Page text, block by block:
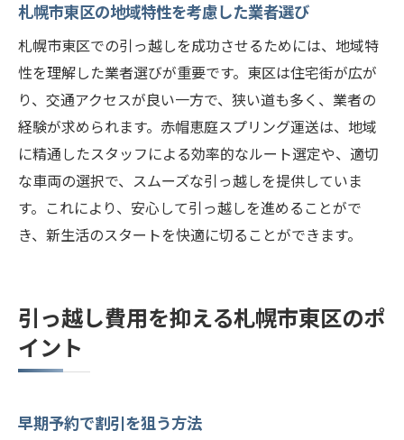
ート
赤帽恵庭スプリング運送の独自サービス活
用法
札幌市東区の地域特性を考慮した業者選び
札幌市東区での引っ越しを成功させるためには、地域特
性を理解した業者選びが重要です。東区は住宅街が広が
り、交通アクセスが良い一方で、狭い道も多く、業者の
経験が求められます。赤帽恵庭スプリング運送は、地域
に精通したスタッフによる効率的なルート選定や、適切
な車両の選択で、スムーズな引っ越しを提供していま
す。これにより、安心して引っ越しを進めることがで
き、新生活のスタートを快適に切ることができます。
引っ越し費用を抑える札幌市東区のポ
イント
早期予約で割引を狙う方法